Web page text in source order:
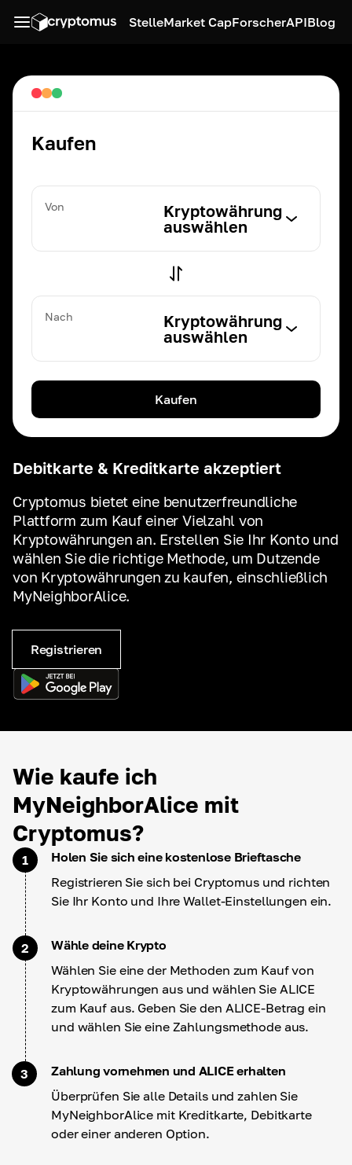
StelleMarket CapForscherAPIBlog
Debitkarte & Kreditkarte akzeptiert
Cryptomus bietet eine benutzerfreundliche
Plattform zum Kauf einer Vielzahl von
Kryptowährungen an. Erstellen Sie Ihr Konto und
wählen Sie die richtige Methode, um Dutzende
von Kryptowährungen zu kaufen, einschließlich
MyNeighborAlice.
Registrieren
Kaufen
Von
Kryptowährung
auswählen
Nach
Kryptowährung
auswählen
Kaufen
Wie kaufe ich
MyNeighborAlice mit
Cryptomus?
1
Holen Sie sich eine kostenlose Brieftasche
Registrieren Sie sich bei Cryptomus und richten
Sie Ihr Konto und Ihre Wallet-Einstellungen ein.
2
Wähle deine Krypto
Wählen Sie eine der Methoden zum Kauf von
Kryptowährungen aus und wählen Sie ALICE
zum Kauf aus. Geben Sie den ALICE-Betrag ein
und wählen Sie eine Zahlungsmethode aus.
3
Zahlung vornehmen und ALICE erhalten
Überprüfen Sie alle Details und zahlen Sie
MyNeighborAlice mit Kreditkarte, Debitkarte
oder einer anderen Option.